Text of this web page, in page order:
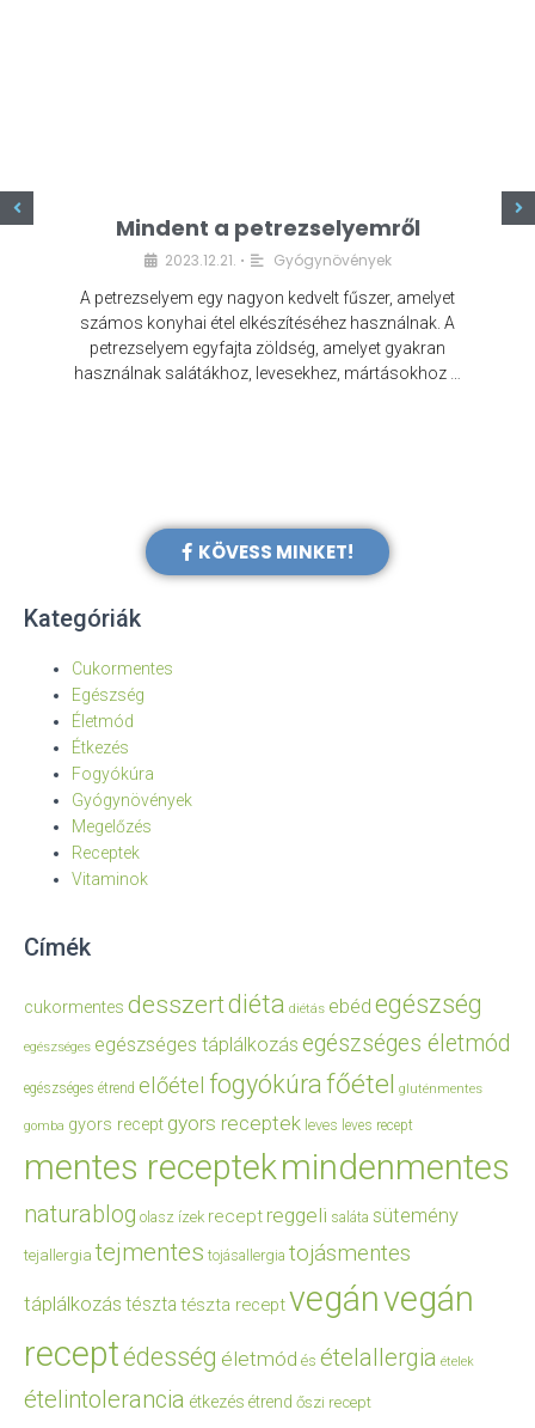
Mindent a petrezselyemről
2023.12.21. • Gyógynövények
A petrezselyem egy nagyon kedvelt fűszer, amelyet
számos konyhai étel elkészítéséhez használnak. A
petrezselyem egyfajta zöldség, amelyet gyakran
használnak salátákhoz, levesekhez, mártásokhoz …
KÖVESS MINKET!
Kategóriák
Cukormentes
Egészség
Életmód
Étkezés
Fogyókúra
Gyógynövények
Megelőzés
Receptek
Vitaminok
Címék
cukormentes desszertdiéta diétás ebéd egészség
egészséges egészséges táplálkozás egészséges életmód
egészséges étrend előétel fogyókúrafőétel gluténmentes
gomba gyors recept gyors receptek leves leves recept
mentes receptekmindenmentes
naturablog olasz ízek recept reggeli saláta sütemény
tejallergia tejmentes tojásallergia tojásmentes
táplálkozás tészta tészta receptvegánvegán
receptédesség életmód és ételallergia ételek
ételintolerancia étkezés étrend őszi recept